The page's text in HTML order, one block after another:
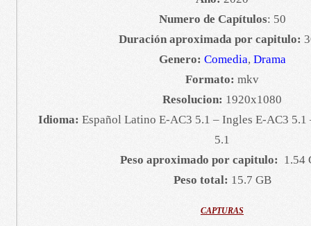
Numero de Capítulos: 50
Duración aproximada por capitulo:
Genero: Comedia, Drama
Formato: mkv
Resolucion: 1920x1080
Idioma: Español Latino E-AC3 5.1 – Ingles E-AC3 5.1
5.1
Peso aproximado por capitulo: 1.54
Peso total: 15.7 GB
CAPTURAS